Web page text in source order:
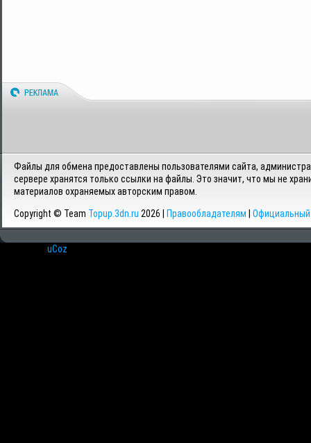
Файлы для обмена предоставлены пользователями сайта,
сервере хранятся только ссылки на файлы. Это значит, что мы не
материалов охраняемых авторским правом.
Copyright © Team Topup.3dn.ru 2026 | Правообладателям Официальный
uCoz